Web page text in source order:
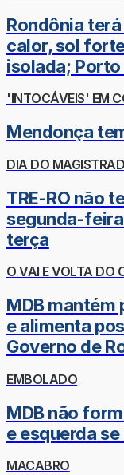
Rondônia
calor, sol
isolada; Porto
'INTOCÁVEIS' EM
Mendonça
DIA DO
TRE-RO não
segunda-
terça
O VAI E VOLTA DO
MDB
e alimenta
Governo de
EMBOLADO
MDB não
e esquerda
MACABRO